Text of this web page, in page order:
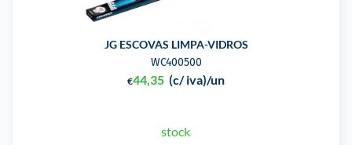
JG ESCOVAS LIMPA-VIDROS
WC400500
€44,35 (c/ iva)/un
stock